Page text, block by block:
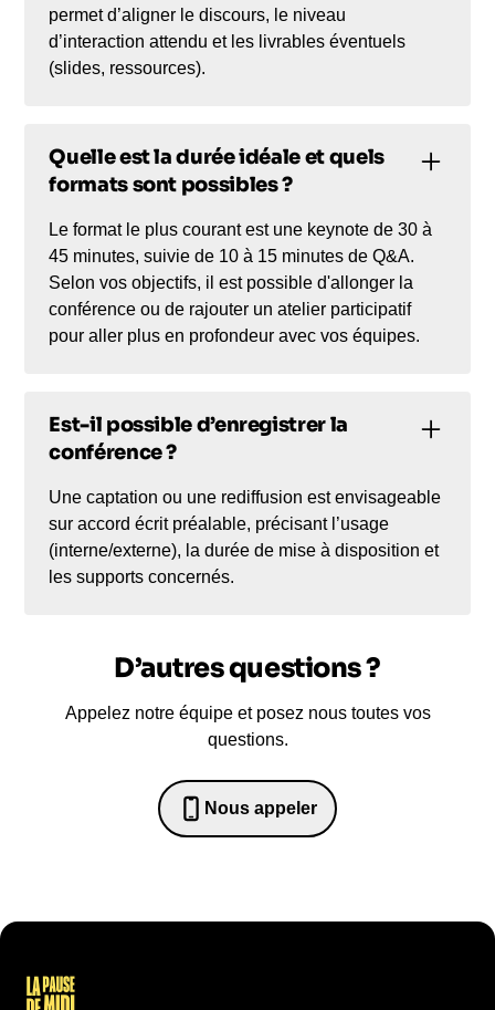
permet d’aligner le discours, le niveau
d’interaction attendu et les livrables éventuels
(slides, ressources).
Quelle est la durée idéale et quels
formats sont possibles ?
Le format le plus courant est une keynote de 30 à
45 minutes, suivie de 10 à 15 minutes de Q&A.
Selon vos objectifs, il est possible d'allonger la
conférence ou de rajouter un atelier participatif
pour aller plus en profondeur avec vos équipes.
Est-il possible d’enregistrer la
conférence ?
Une captation ou une rediffusion est envisageable
sur accord écrit préalable, précisant l’usage
(interne/externe), la durée de mise à disposition et
les supports concernés.
D’autres questions ?
Appelez notre équipe et posez nous toutes vos
questions.
Nous appeler
0652698481